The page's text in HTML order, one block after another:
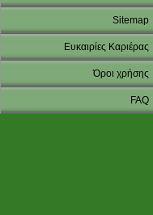
Sitemap
Ευκαιρίες Καριέρας
Όροι χρήσης
FAQ